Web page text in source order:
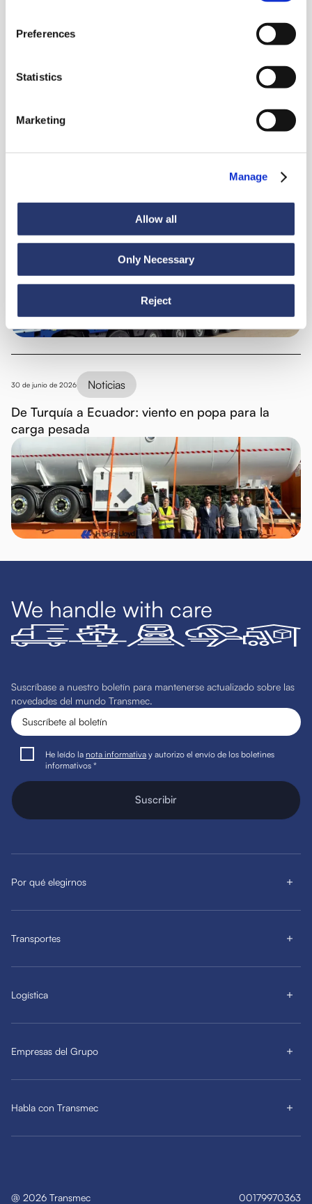
Preferences
Statistics
Marketing
Manage
Allow all
Only Necessary
Reject
Noticias
6 de julio de 2026 Noticias
98 toneladas de acero de Italia a la India
30 de junio de 2026 Noticias
De Turquía a Ecuador: viento en popa para la
carga pesada
We handle with care
Suscríbase a nuestro boletín para mantenerse actualizado sobre las
novedades del mundo Transmec.
He leído lanota informativa y autorizo el envío de los boletines
informativos *
Suscribir
Por qué elegirnos
Transportes
Logística
Empresas del Grupo
Habla con Transmec
@ 2026 Transmec 00179970363